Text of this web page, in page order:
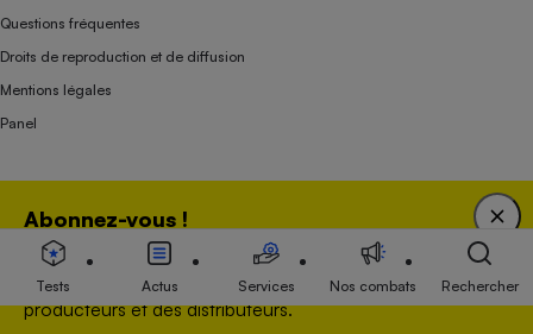
Abonnez-vous !
Bénéficiez d'une expertise unique tout en soutenant
une association 100 % indépendante de l'Etat, des
producteurs et des distributeurs.
Questions fréquentes
Droits de reproduction et de diffusion
Mentions légales
Panel
Association indépendante de l’État, des syndicats, des producteurs et des
distributeurs depuis 1951.
Tests Actus Services Nos combats Rechercher